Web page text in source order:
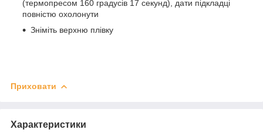
(термопресом 160 градусів 17 секунд), дати підкладці
повністю охолонути
Зніміть верхню плівку
Приховати
Характеристики